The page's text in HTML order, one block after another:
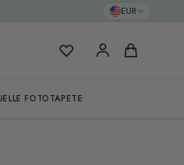
EUR
Meine FavoritenWarenkorb
FOTOTAPETE